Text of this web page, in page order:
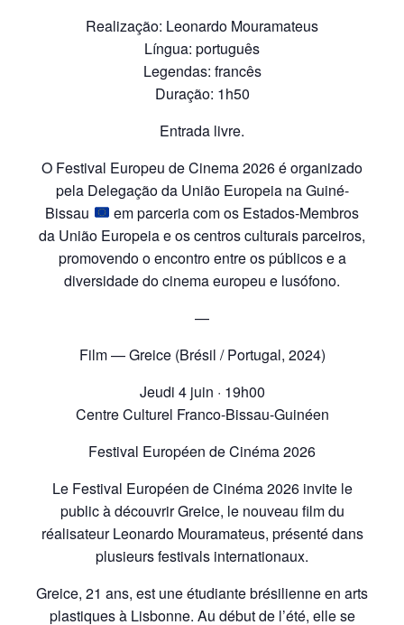
Realização: Leonardo Mouramateus
Língua: português
Legendas: francês
Duração: 1h50
Entrada livre.
O Festival Europeu de Cinema 2026 é organizado
pela Delegação da União Europeia na Guiné-
Bissau
em parceria com os Estados-Membros
da União Europeia e os centros culturais parceiros,
promovendo o encontro entre os públicos e a
diversidade do cinema europeu e lusófono.
—
Film — Greice (Brésil / Portugal, 2024)
Jeudi 4 juin · 19h00
Centre Culturel Franco-Bissau-Guinéen
Festival Européen de Cinéma 2026
Le Festival Européen de Cinéma 2026 invite le
public à découvrir Greice, le nouveau film du
réalisateur Leonardo Mouramateus, présenté dans
plusieurs festivals internationaux.
Greice, 21 ans, est une étudiante brésilienne en arts
plastiques à Lisbonne. Au début de l’été, elle se